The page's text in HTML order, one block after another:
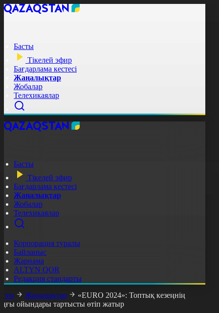
Басты
Тікелей эфир
Бағдарлама кестесі
Жаңалықтар
Жобалар
Телехикаялар
Басты
Тікелей эфир
Бағдарлама кестесі
Жаңалықтар
Жобалар
Телехикаялар
Корпорация туралы
Байланыс
Жарнама
ALTYN QOR
Редакция стандарты
Жаңалықтар
«EURO 2024»: Топтық кезеңнің
ойындары тартысты өтіп жатыр